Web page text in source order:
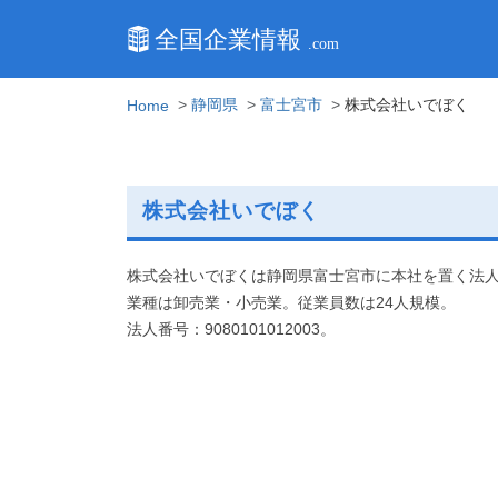
Home 静岡県 富士宮市 株式会社いでぼく
株式会社いでぼく
株式会社いでぼくは静岡県富士宮市に本社を置く法人
業種は卸売業・小売業。従業員数は24人規模。
法人番号：9080101012003。